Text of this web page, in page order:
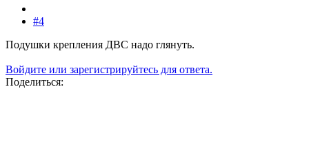
#4
Подушки крепления ДВС надо глянуть.
Войдите или зарегистрируйтесь для ответа.
Поделиться: